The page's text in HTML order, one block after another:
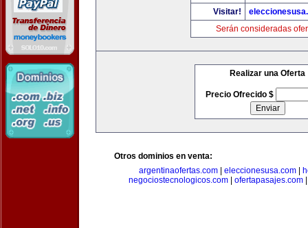
Visitar!
Serán consideradas
Realizar una Oferta
Precio Ofrecido $
Otros dominios en venta:
argentinaofertas.com| eleccionesusa.com|
negociostecnologicos.com
ofertapasajes.com